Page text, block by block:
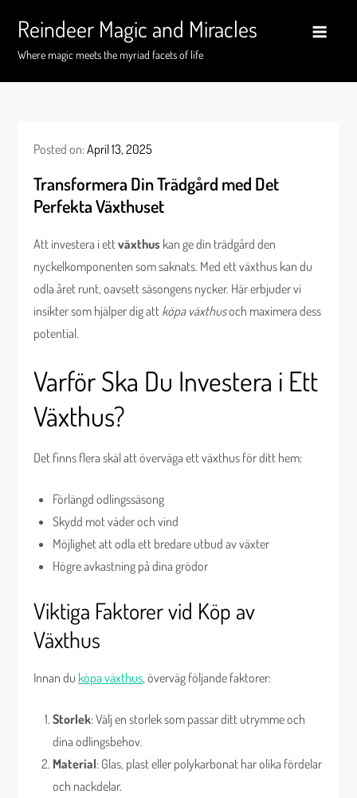
content
Reindeer Magic and Miracles
Where magic meets the myriad facets of life
Posted on:April 13, 2025
Transformera Din Trädgård med Det
Perfekta Växthuset
Att investera i ettväxthus kan ge din trädgård den
nyckelkomponenten som saknats. Med ett växthus kan du
odla året runt, oavsett säsongens nycker. Här erbjuder vi
insikter som hjälper dig att köpa växthusoch maximera dess
potential.
Varför Ska Du Investera i Ett
Växthus?
Det finns flera skäl att överväga ett växthus för ditt hem:
Förlängd odlingssäsong
Skydd mot väder och vind
Möjlighet att odla ett bredare utbud av växter
Högre avkastning på dina grödor
Viktiga Faktorer vid Köp av
Växthus
Innan du köpa växthus, överväg följande faktorer:
Storlek: Välj en storlek som passar ditt utrymme och
dina odlingsbehov.
Material: Glas, plast eller polykarbonat har olika fördelar
och nackdelar.